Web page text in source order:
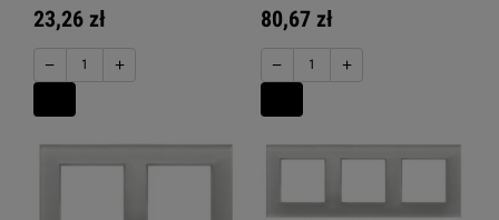
23,26 zł
− +
80,67 zł
− +